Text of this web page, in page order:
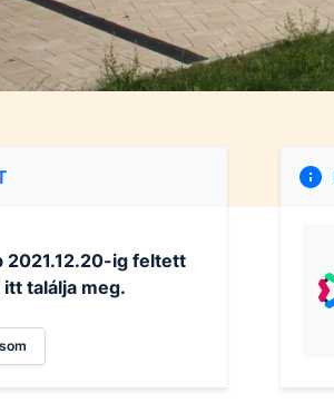
2021.12.20-ig feltett
találja meg.